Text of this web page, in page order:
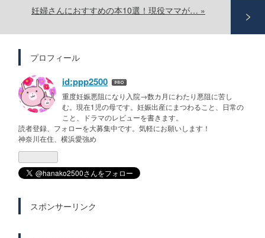
妊婦さんにおすすめの本10選！現役ママが… »
プロフィール
id:ppp2500
重度妊娠悪阻になり入院→数カ月にわたり悪阻に苦し
む。現在1児の母です。妊娠出産にまつわること、日常の
こと、ドラマのレビューを書きます。
読者登録、フォローを大募集中です。気軽にお願いします！
神奈川在住、横浜愛強め
スポンサーリンク